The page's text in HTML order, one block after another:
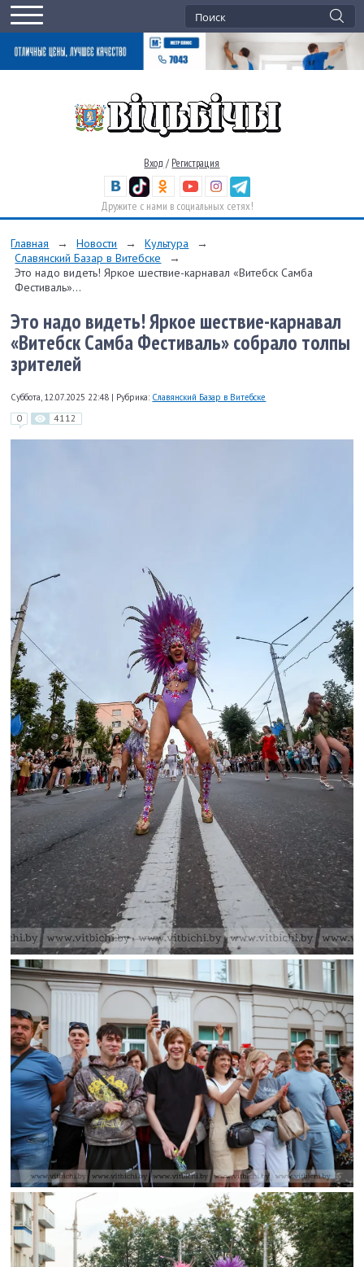
Вход / Регистрация
Дружите с нами в социальных сетях!
Главная → Новости → Культура
→
Славянский Базар в Витебске
→
Это надо видеть! Яркое шествие-карнавал «Витебск Самба
Фестиваль»...
Это надо видеть! Яркое шествие-карнавал
«Витебск Самба Фестиваль» собрало толпы
зрителей
Суббота, 12.07.2025 22:48 | Рубрика: Славянский Базар в Витебске
0 4112